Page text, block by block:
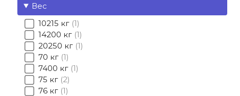
Вес
10215 кг 1
14200 кг 1
20250 кг 1
70 кг 1
7400 кг 1
75 кг 2
76 кг 1